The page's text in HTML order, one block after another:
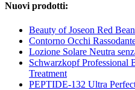
Nuovi prodotti:
Beauty of Joseon Red
Contorno Occhi
Lozione Solare Neutra
Schwarzkopf Professional
Treatment
PEPTIDE-132 Ultra